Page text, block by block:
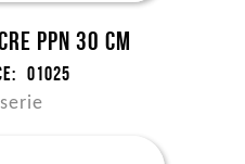
ppn 30 cm
01025